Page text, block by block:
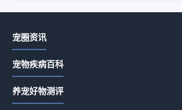
宠圈资讯
宠物疾病百科
养宠好物测评